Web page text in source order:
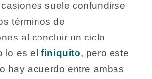
suele confundirse
términos de
al concluir un ciclo
lo es el finiquito, pero este
hay acuerdo entre ambas